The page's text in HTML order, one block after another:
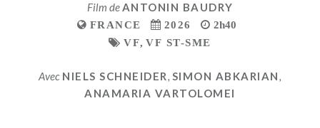
Film deANTONIN BAUDRY
FRANCE 2026
2h40
VF,VF ST-SME
Avec NIELS SCHNEIDER, SIMON ABKARIAN,
ANAMARIA VARTOLOMEI